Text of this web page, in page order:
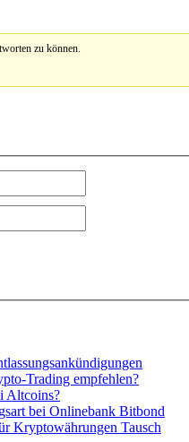
zu können.
Trading empfehlen?
Altcoins?
bei Onlinebank Bitbond
Kryptowährungen Tausch